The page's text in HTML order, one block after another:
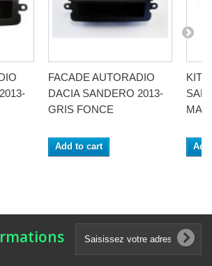
FACADE AUTORADIO
DACIA SANDERO 2013-
GRIS FONCE
Add to cart
KIT
MAT